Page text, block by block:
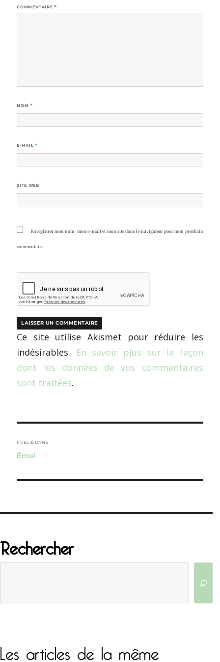
COMMENTAIRE *
NOM *
E-MAIL *
SITE WEB
Enregistrer mon nom, mon e-mail et mon site dans le navigateur pour mon prochain
commentaire.
Ce site utilise Akismet pour réduire les
indésirables. En savoir plus sur la façon
dont les données de vos commentaires
sont traitées.
de
l’article
PUBLIÉ DANS
Émoi
Rechercher
Les articles de la même